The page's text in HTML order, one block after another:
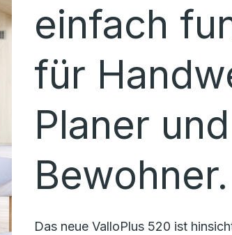
einfach
für
Planer und
Bewohner.
Das neue ValloPlus 520 ist